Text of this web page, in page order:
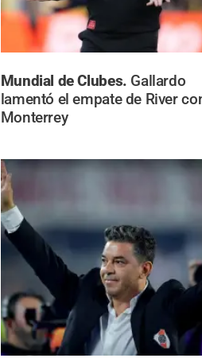
Mundial de Clubes. Gallardo
lamentó el empate de River
Monterrey